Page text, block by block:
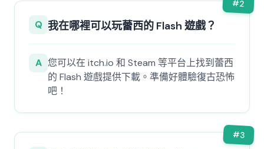
#2
Q 我在哪裡可以玩蕾西的 Flash 遊戲？
A 您可以在 itch.io 和 Steam 等平台上找到蕾西
的 Flash 遊戲提供下載。準備好體驗復古恐怖
吧！
#3